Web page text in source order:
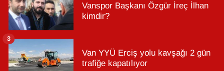
Vanspor Başkanı Özgür İreç İlhan
kimdir?
Van YYÜ Erciş yolu kavşağı 2 gün
trafiğe kapatılıyor
3